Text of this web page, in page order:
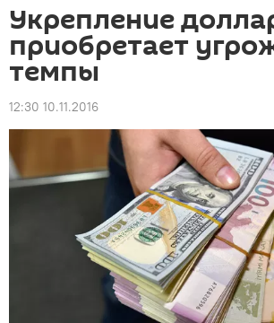
Укрепление
приобретает
темпы
12:30 10.11.2016